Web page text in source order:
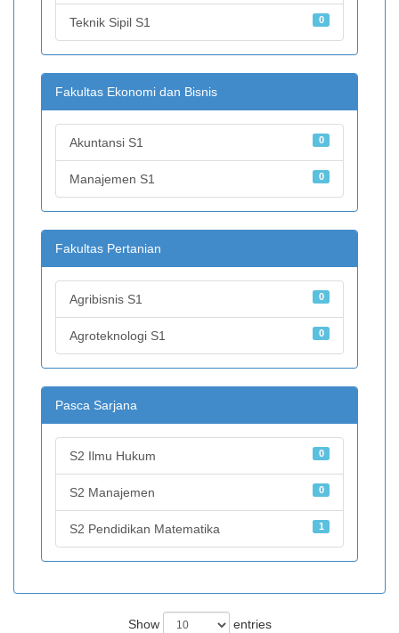
Teknik Sipil S1 0
Fakultas Ekonomi dan Bisnis
Akuntansi S1 0
Manajemen S1 0
Fakultas Pertanian
Agribisnis S1 0
Agroteknologi S1 0
Pasca Sarjana
S2 Ilmu Hukum 0
S2 Manajemen 0
S2 Pendidikan Matematika 1
Show entries